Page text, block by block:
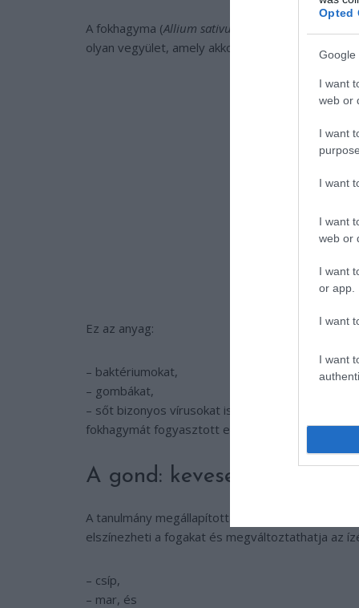
Opted
Google
I want
web or
I want
I want
I want
web or
I want
or app.
I want
I want
A fokhagyma (Allium sativum
olyan vegyület, amely akkor keletkezik, amikor a
Ez az anyag:
– baktériumokat,
– gombákat,
– sőt bizonyos vírusokat is képes elpusztítani.
fokhagymát fogyasztott el – főleg Ázsiában, ahol
A gond: kevesen vállalják
A tanulmány megállapította, hogy a fokhagymás
elszínezheti a fogakat és megváltoztathatja az
– csíp,
– mar, és